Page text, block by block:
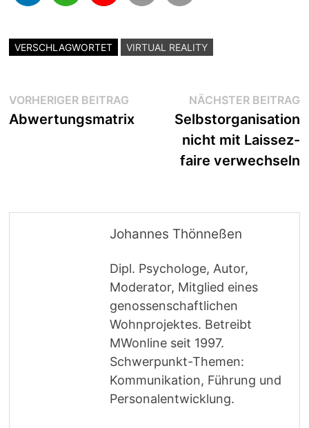
VERSCHLAGWORTET VIRTUAL REALITY
Beitragsnavigation
VORHERIGER BEITRAG Vorheriger
Beitrag:
Abwertungsmatrix
NÄCHSTER BEITRAG
Selbstorganisation
nicht mit Laissez-
faire verwechseln
Johannes Thönneßen
Dipl. Psychologe, Autor,
Moderator, Mitglied eines
genossenschaftlichen
Wohnprojektes. Betreibt
MWonline seit 1997.
Schwerpunkt-Themen:
Kommunikation, Führung und
Personalentwicklung.